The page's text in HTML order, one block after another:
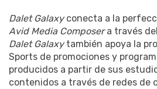
Dalet Galaxyconecta a la
Avid Media Composera través
Dalet Galaxytambién apoya la
Sports de promociones y
producidos a partir de sus
contenidos a través de redes de